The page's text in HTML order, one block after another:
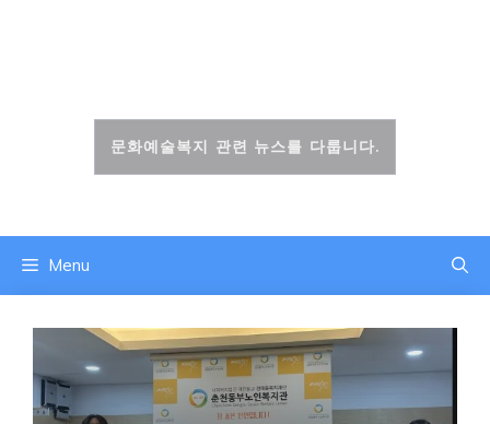
문화예술복지 관련 뉴스를 다룹니다.
Menu